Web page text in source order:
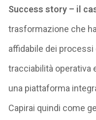
Success story – il
trasformazione che
affidabile dei
tracciabilità operativa
una piattaforma
Capirai quindi come